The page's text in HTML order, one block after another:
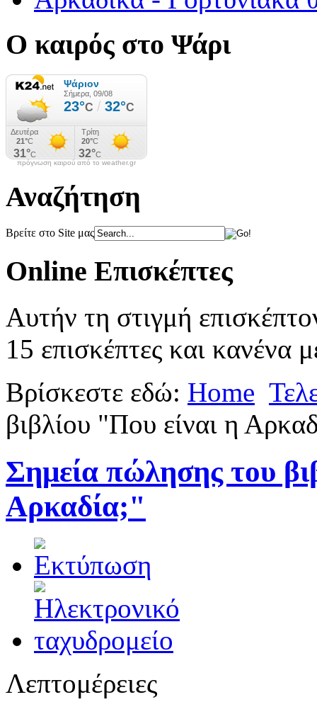
Ο καιρός στο Ψάρι
πρόγνωση καιρού από το weather.gr
Αναζήτηση
Βρείτε στο Site μας
Online Επισκέπτες
Αυτήν τη στιγμή
15 επισκέπτες και κανένα
Βρίσκεστε εδώ: Home
βιβλίου "Που είναι η
Σημεία πώλησης του
Αρκαδία;"
Λεπτομέρειες